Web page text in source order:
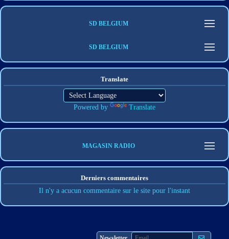
SD BELGIUM
SD BELGIUM
Translate
Powered by Translate
MAGASIN RADIO
Derniers commentaires
Il n'y a acucun commentaire sur le site pour l'instant